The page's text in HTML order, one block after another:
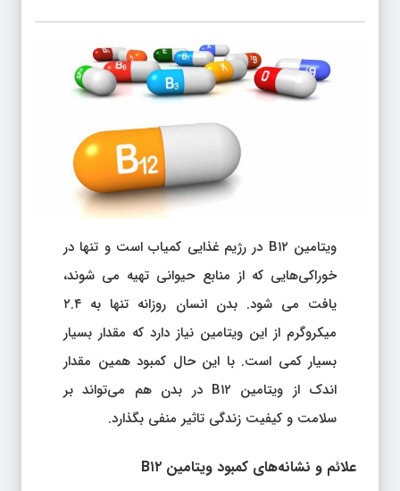
ویتامین B۱۲ در رژیم غذایی کمیاب است و تنها در
خوراکی‌هایی که از منابع حیوانی تهیه می شوند،
یافت می شود. بدن انسان روزانه تنها به ۲.۴
میکروگرم از این ویتامین نیاز دارد که مقدار بسیار
بسیار کمی است. با این حال کمبود همین مقدار
اندک از ویتامین B۱۲ در بدن هم می‌تواند بر
سلامت و کیفیت زندگی تاثیر منفی بگذارد.
علائم و نشانه‌های کمبود ویتامین B۱۲